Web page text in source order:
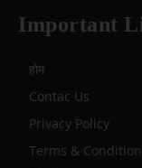
Important
होम
Contac Us
Privacy Policy
Terms & Condition